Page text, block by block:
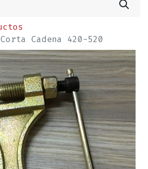
Cadena 420-520